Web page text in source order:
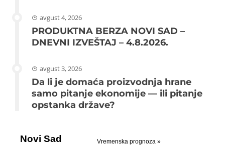
avgust 4, 2026
PRODUKTNA BERZA NOVI SAD –
DNEVNI IZVEŠTAJ – 4.8.2026.
avgust 3, 2026
Da li je domaća proizvodnja hrane
samo pitanje ekonomije — ili pitanje
opstanka države?